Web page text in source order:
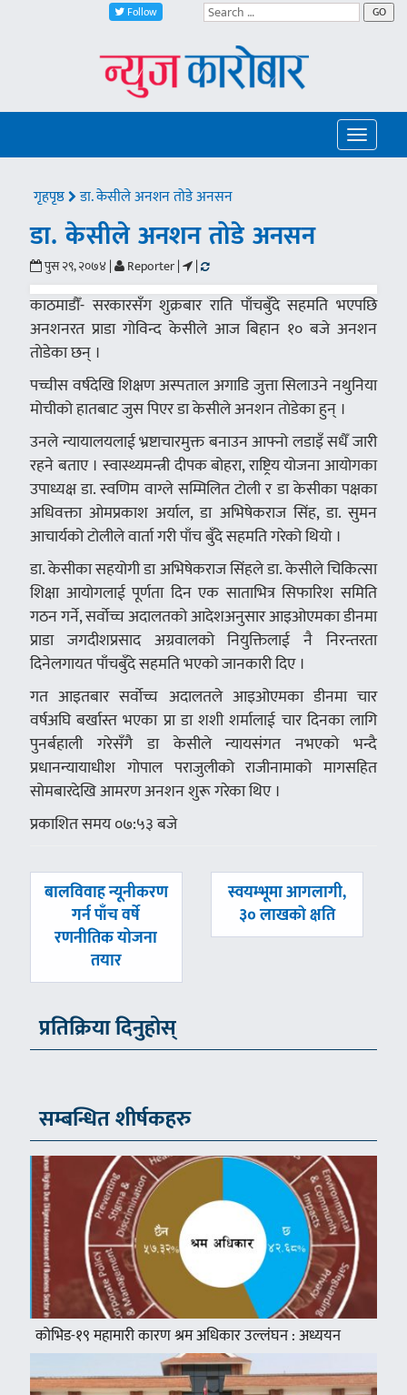
Follow GO
Toggle
गृहपृष्ठ डा. केसीले अनशन तोडे अनसन
डा. केसीले अनशन तोडे अनसन
पुस २९, २०७४ | Reporter | |
काठमाडौँ- सरकारसँग शुक्रबार राति पाँचबुँदे सहमति भएपछि
अनशनरत प्राडा गोविन्द केसीले आज बिहान १० बजे अनशन
ताेडेका छन् ।
पच्चीस वर्षदेखि शिक्षण अस्पताल अगाडि जुत्ता सिलाउने नथुनिया
मोचीको हातबाट जुस पिएर डा केसीले अनशन ताेडेका हुन् ।
उनले न्यायालयलाई भ्रष्टाचारमुक्त बनाउन आफ्नो लडाइँ सधैँ जारी
रहने बताए । स्वास्थ्यमन्त्री दीपक बोहरा, राष्ट्रिय योजना आयोगका
उपाध्यक्ष डा. स्वणिम वाग्ले सम्मिलित टोली र डा केसीका पक्षका
अधिवक्ता ओमप्रकाश अर्याल, डा अभिषेकराज सिंह, डा. सुमन
आचार्यको टोलीले वार्ता गरी पाँच बुँदे सहमति गरेको थियो ।
डा. केसीका सहयोगी डा अभिषेकराज सिंहले डा. केसीले चिकित्सा
शिक्षा आयोगलाई पूर्णता दिन एक साताभित्र सिफारिश समिति
गठन गर्ने, सर्वोच्च अदालतको आदेशअनुसार आइओएमका डीनमा
प्राडा जगदीशप्रसाद अग्रवालको नियुक्तिलाई नै निरन्तरता
दिनेलगायत पाँचबुँदे सहमति भएको जानकारी दिए ।
गत आइतबार सर्वोच्च अदालतले आइओएमका डीनमा चार
वर्षअघि बर्खास्त भएका प्रा डा शशी शर्मालाई चार दिनका लागि
पुनर्बहाली गरेसँगै डा केसीले न्यायसंगत नभएको भन्दै
प्रधानन्यायाधीश गोपाल पराजुलीको राजीनामाको मागसहित
सोमबारदेखि आमरण अनशन शुरू गरेका थिए ।
प्रकाशित समय ०७:५३ बजे
पछिल्लाे
बालविवाह न्यूनीकरण
गर्न पाँच वर्षे
रणनीतिक योजना
तयार
अघिल्लाे
स्वयम्भूमा आगलागी,
३० लाखकाे क्षति
प्रतिक्रिया दिनुहोस्
सम्बन्धित शीर्षकहरु
कोभिड-१९ महामारी कारण श्रम अधिकार उल्लंघन : अध्ययन